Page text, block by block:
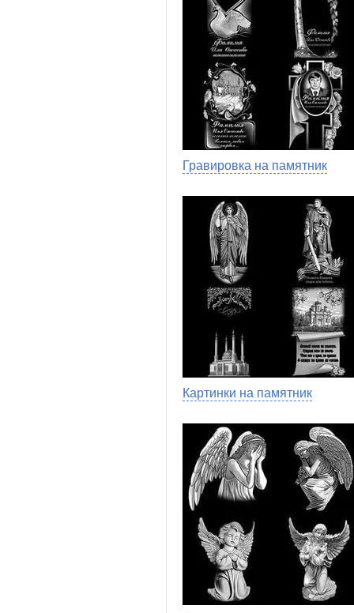
Гравировка на памятник
Картинки на памятник